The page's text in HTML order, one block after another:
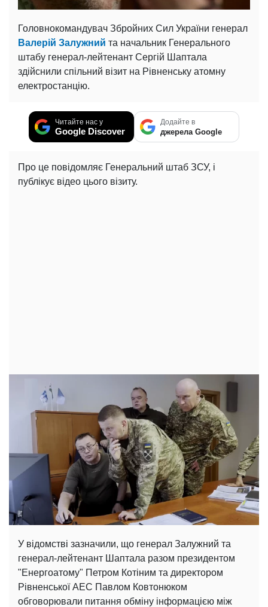
Головнокомандувач Збройних Сил України генерал
Валерій Залужний та начальник Генерального
штабу генерал-лейтенант Сергій Шаптала
здійснили спільний візит на Рівненську атомну
електростанцію.
Читайте нас у
Google Discover
Додайте в
джерела Google
Про це повідомляє Генеральний штаб ЗСУ, і
публікує відео цього візиту.
У відомстві зазначили, що генерал Залужний та
генерал-лейтенант Шаптала разом президентом
"Енергоатому" Петром Котіним та директором
Рівненської АЕС Павлом Ковтонюком
обговорювали питання обміну інформацією між